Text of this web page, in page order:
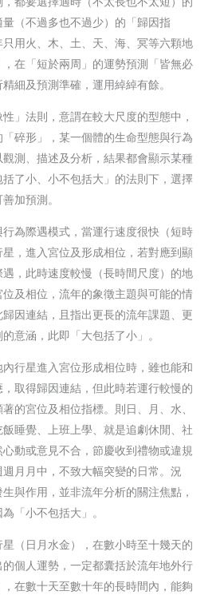
量（不過多也不過少）的「歸因指
用火、木、土、天、海、冥等六顆地
在「短於兩周」的運勢預測「皆無必
細及預測準確，運用綽綽有餘。
」法則，意謂在較大尺度的型態中，
碎形」，某一個體的生命型態與行為
測、描述及分析，結果都會顯示某種
括了小、小不包括大」的法則下，選擇
加預測。
為際遇模式，當運行速度很快（短時
，進入宮位及形成相位，若對應到顯
，此時速度較慢（長時間尺度）的地
及相位，流年的象徵主題與可能的情
因連結，且指出更長的流年課題、更
意涵，此即「大包括了小」。
行星進入宮位形成相位時，雖也能和
取得歸因連結，但此時若運行較慢的
的宮位及相位指標。則日、月、水、
睡覺、上班上學、就是追劇休閒、社
動或意見不合，節慶收到禮物或違規
月月中，不致大幅突變的日常。況
與作用，並非流年分析的關注焦點，
「小不包括大」。
（日月水金），在數小時至十幾天的
個人運勢，一定都囊括於流年地外行
在數十天至數十年的長時間內，能夠